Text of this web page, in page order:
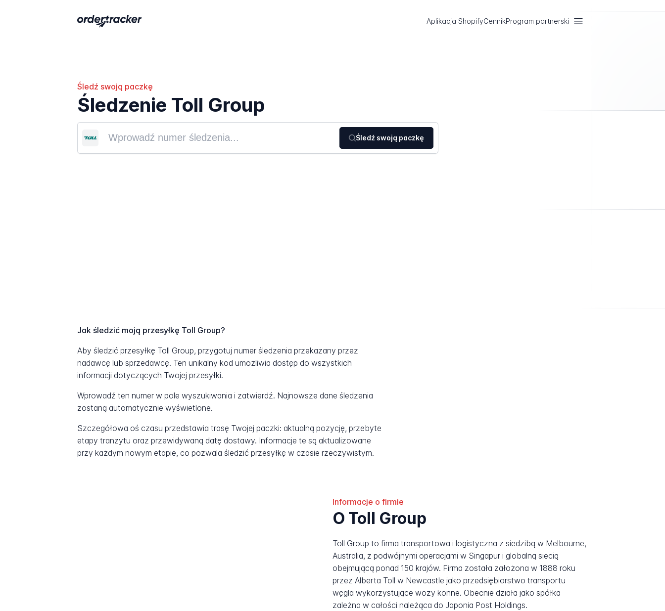
Aplikacja ShopifyCennikProgram partnerski
Śledź swoją paczkę
Śledzenie Toll Group
Śledź swoją paczkę
Jak śledzić moją przesyłkę Toll Group?
Aby śledzić przesyłkę Toll Group, przygotuj numer śledzenia przekazany przez
nadawcę lub sprzedawcę. Ten unikalny kod umożliwia dostęp do wszystkich
informacji dotyczących Twojej przesyłki.
Wprowadź ten numer w pole wyszukiwania i zatwierdź. Najnowsze dane śledzenia
zostaną automatycznie wyświetlone.
Szczegółowa oś czasu przedstawia trasę Twojej paczki: aktualną pozycję, przebyte
etapy tranzytu oraz przewidywaną datę dostawy. Informacje te są aktualizowane
przy każdym nowym etapie, co pozwala śledzić przesyłkę w czasie rzeczywistym.
Informacje o firmie
O Toll Group
Toll Group to firma transportowa i logistyczna z siedzibą w Melbourne,
Australia, z podwójnymi operacjami w Singapur i globalną siecią
obejmującą ponad 150 krajów. Firma została założona w 1888 roku
przez Alberta Toll w Newcastle jako przedsiębiorstwo transportu
węgla wykorzystujące wozy konne. Obecnie działa jako spółka
zależna w całości należąca do Japonia Post Holdings.